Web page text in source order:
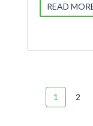
READ
1 2